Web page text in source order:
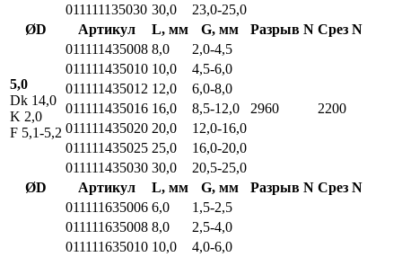
011111135030 30,0
23,0-25,0
ØD
Артикул L, мм G, мм Разрыв N Срез N
5,0
Dk 14,0
K 2,0
F 5,1-5,2
011111435008 8,0 2,0-4,5
2960 2200
011111435010 10,0
4,5-6,0
011111435012 12,0
6,0-8,0
011111435016 16,0
8,5-12,0
011111435020 20,0
12,0-16,0
011111435025 25,0
16,0-20,0
011111435030 30,0
20,5-25,0
ØD
Артикул L, мм G, мм Разрыв N Срез N
011111635006 6,0 1,5-2,5
011111635008 8,0
2,5-4,0
011111635010 10,0
4,0-6,0